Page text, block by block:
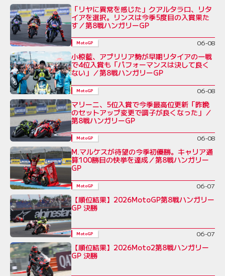
「リヤに異常を感じた」クアルタラロ、リタ
イアを選択。リンスは今季5度目の入賞果た
す／第8戦ハンガリーGP
MotoGP 06-08
小椋藍、アプリリア勢が早期リタイアの一戦
で4位入賞も「パフォーマンスは決して良く
ない」／第8戦ハンガリーGP
MotoGP 06-08
マリーニ、5位入賞で今季最高位更新「昨晩
のセットアップ変更で調子が良くなった」／
第8戦ハンガリーGP
MotoGP 06-08
M.マルケスが待望の今季初優勝。キャリア通
算100勝目の快挙を達成／第8戦ハンガリー
GP
MotoGP 06-07
【順位結果】2026MotoGP第8戦ハンガリー
GP 決勝
MotoGP 06-07
【順位結果】2026Moto2第8戦ハンガリー
GP 決勝